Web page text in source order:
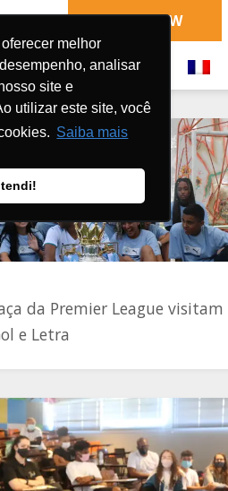
melhor
analisar
site e
utilizar este site, você
Saiba mais
DONATE NOW
da Premier League visitam
e Letra